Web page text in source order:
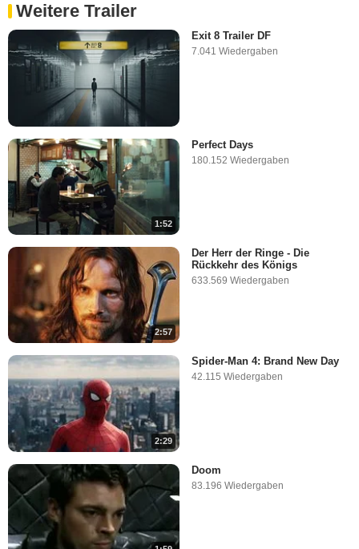
Weitere Trailer
Exit 8 Trailer DF
7.041 Wiedergaben
1:52
Perfect Days
180.152 Wiedergaben
2:57
Der Herr der Ringe - Die
Rückkehr des Königs
633.569 Wiedergaben
2:29
Spider-Man 4: Brand New Day
42.115 Wiedergaben
Doom
83.196 Wiedergaben